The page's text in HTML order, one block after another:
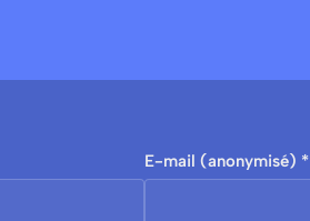
E-mail (anonymisé) *